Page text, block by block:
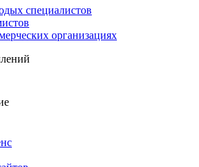
специалистов
организациях